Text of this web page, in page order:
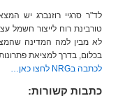
לד"ר סרגיי רוזנברג יש
טורבינת רוח לייצור חשמל
בכלום, בדרך למציאת
לכתבה בNRG לחצו כאן…
כתבות קשורות: